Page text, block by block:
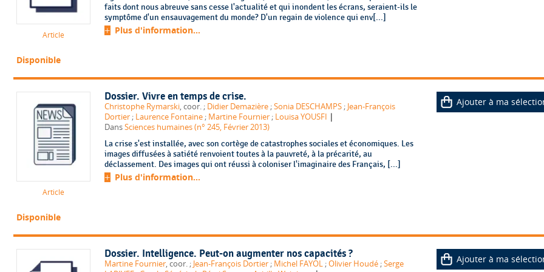
Article
faits dont nous abreuve sans cesse l'actualité et qui inondent les écrans, seraient-ils le
symptôme d'un ensauvagement du monde? D'un regain de violence qui env[...]
Plus d'information...
Disponible
Article
Dossier. Vivre en temps de crise.
Christophe Rymarski , coor. ; Didier Demazière ;Sonia DESCHAMPS ; Jean-François
Dortier ; Laurence Fontaine ; Martine Fournier ; Louisa YOUSFI |
DansSciences humaines (n° 245, Février 2013)
La crise s'est installée, avec son cortège de catastrophes sociales et économiques. Les
images diffusées à satiété renvoient toutes à la pauvreté, à la précarité, au
déclassement. Des images qui ont réussi à coloniser l'imaginaire des Français, [...]
Plus d'information...
Ajouter à ma
Disponible
Dossier. Intelligence. Peut-on augmenter nos capacités ?
Martine Fournier , coor. ; Jean-François Dortier ; Michel FAYOL ;Olivier Houdé ;Serge
Ajouter à ma